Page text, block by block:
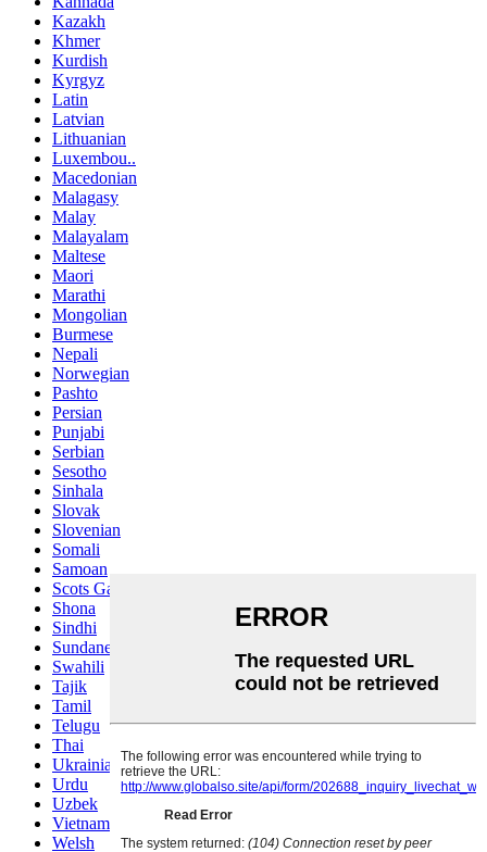
Kazakh
Khmer
Kurdish
Kyrgyz
Latin
Latvian
Lithuanian
Luxembou..
Macedonian
Malagasy
Malay
Malayalam
Maltese
Maori
Marathi
Mongolian
Burmese
Nepali
Norwegian
Pashto
Persian
Punjabi
Serbian
Sesotho
Sinhala
Slovak
Slovenian
Somali
Samoan
Scots Gaelic
Shona
Sindhi
Sundanese
Swahili
Tajik
Tamil
Telugu
Thai
Ukrainian
Urdu
Uzbek
Vietnamese
Welsh